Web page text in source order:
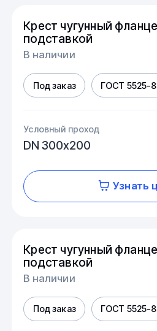
Крест чугунный
подставкой
В наличии
Под заказ ГОСТ 5525-
Условный проход
DN 300х200
Узнать
Крест чугунный
подставкой
В наличии
Под заказ ГОСТ 5525-